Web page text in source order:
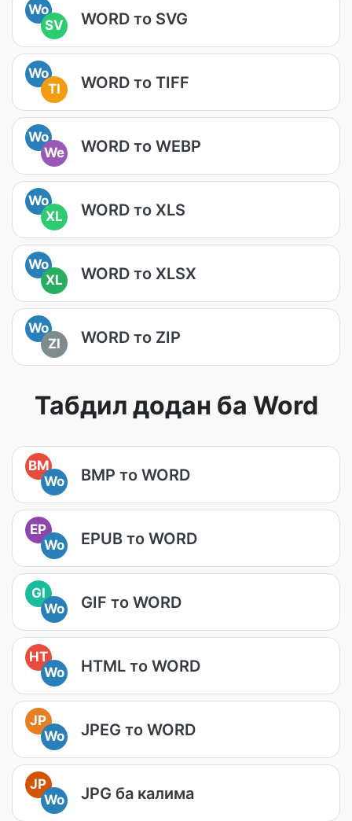
Wo
SV
WORD то SVG
Wo
TI
WORD то TIFF
Wo
We
WORD то WEBP
Wo
XL
WORD то XLS
Wo
XL
WORD то XLSX
Wo
ZI
WORD то ZIP
Табдил додан ба Word
BM
Wo
BMP то WORD
EP
Wo
EPUB то WORD
GI
Wo
GIF то WORD
HT
Wo
HTML то WORD
JP
Wo
JPEG то WORD
JP
Wo
JPG ба калима